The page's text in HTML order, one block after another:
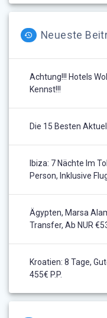
Neueste
Achtung!!! Hotels
Kennst!!!
Die 15 Besten
Ibiza: 7 Nächte Im
Person, Inklusive
Ägypten, Marsa
Transfer, Ab NUR
Kroatien: 8 Tage,
455€ P.P.